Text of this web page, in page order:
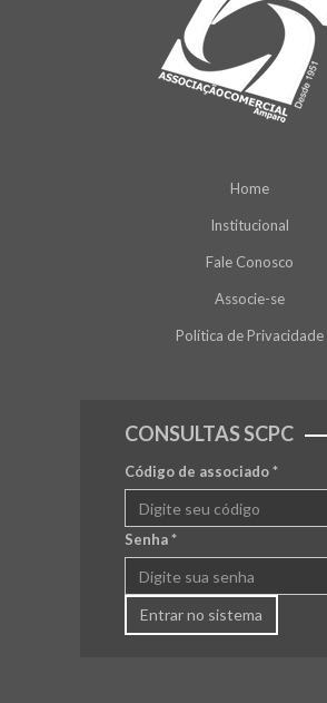
Home
Institucional
Fale Conosco
Associe-se
Política de Privacidade
CONSULTAS SCPC
Código de associado*
Senha*
Entrar no sistema